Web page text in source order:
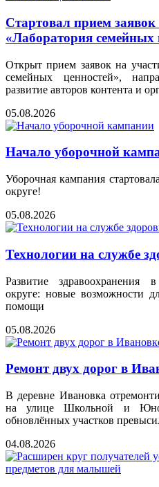
Стартовал прием заявок
«Лаборатория семейных
Открыт прием заявок на
семейных ценностей»,
развитие авторов контента и
05.08.2026
Начало уборочной
Уборочная кампания
округе!
05.08.2026
Технологии на службе
Развитие здравоохранения
округе: новые возможности
помощи
05.08.2026
Ремонт двух дорог в
В деревне Ивановка
на улице Школьной и
обновлённых участков
04.08.2026